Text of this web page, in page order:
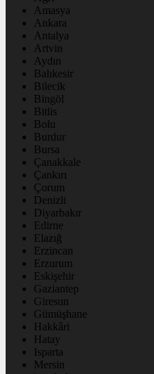
Amasya
Ankara
Antalya
Artvin
Aydın
Balıkesir
Bilecik
Bingöl
Bitlis
Bolu
Burdur
Bursa
Çanakkale
Çankırı
Çorum
Denizli
Diyarbakır
Edirne
Elazığ
Erzincan
Erzurum
Eskişehir
Gaziantep
Giresun
Gümüşhane
Hakkâri
Hatay
Isparta
Mersin